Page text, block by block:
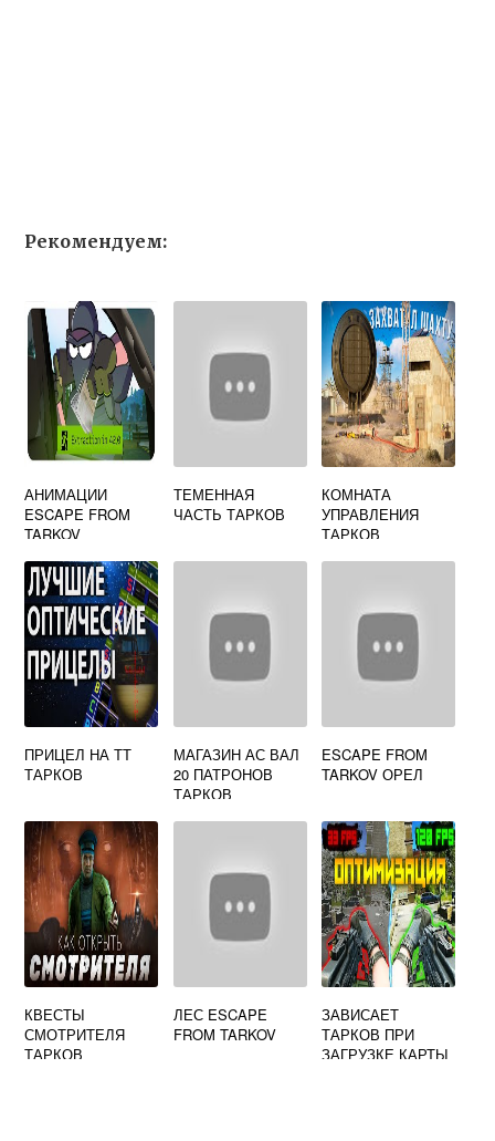
Рекомендуем:
АНИМАЦИИ
ESCAPE FROM
TARKOV
ТЕМЕННАЯ
ЧАСТЬ ТАРКОВ
КОМНАТА
УПРАВЛЕНИЯ
ТАРКОВ
ПРИЦЕЛ НА ТТ
ТАРКОВ
МАГАЗИН АС ВАЛ
20 ПАТРОНОВ
ТАРКОВ
ESCAPE FROM
TARKOV ОРЕЛ
КВЕСТЫ
СМОТРИТЕЛЯ
ТАРКОВ
ЛЕС ESCAPE
FROM TARKOV
ЗАВИСАЕТ
ТАРКОВ ПРИ
ЗАГРУЗКЕ КАРТЫ